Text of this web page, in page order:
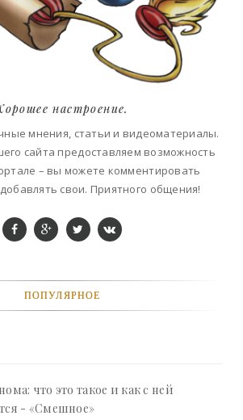
настроение.
мнения, статьи и видеоматериалы.
сайта предоставляем возможность
– вы можете комментировать
свои. Приятного общения!
ПОПУЛЯРНОЕ
что это такое и как с ней
- «Смешное»